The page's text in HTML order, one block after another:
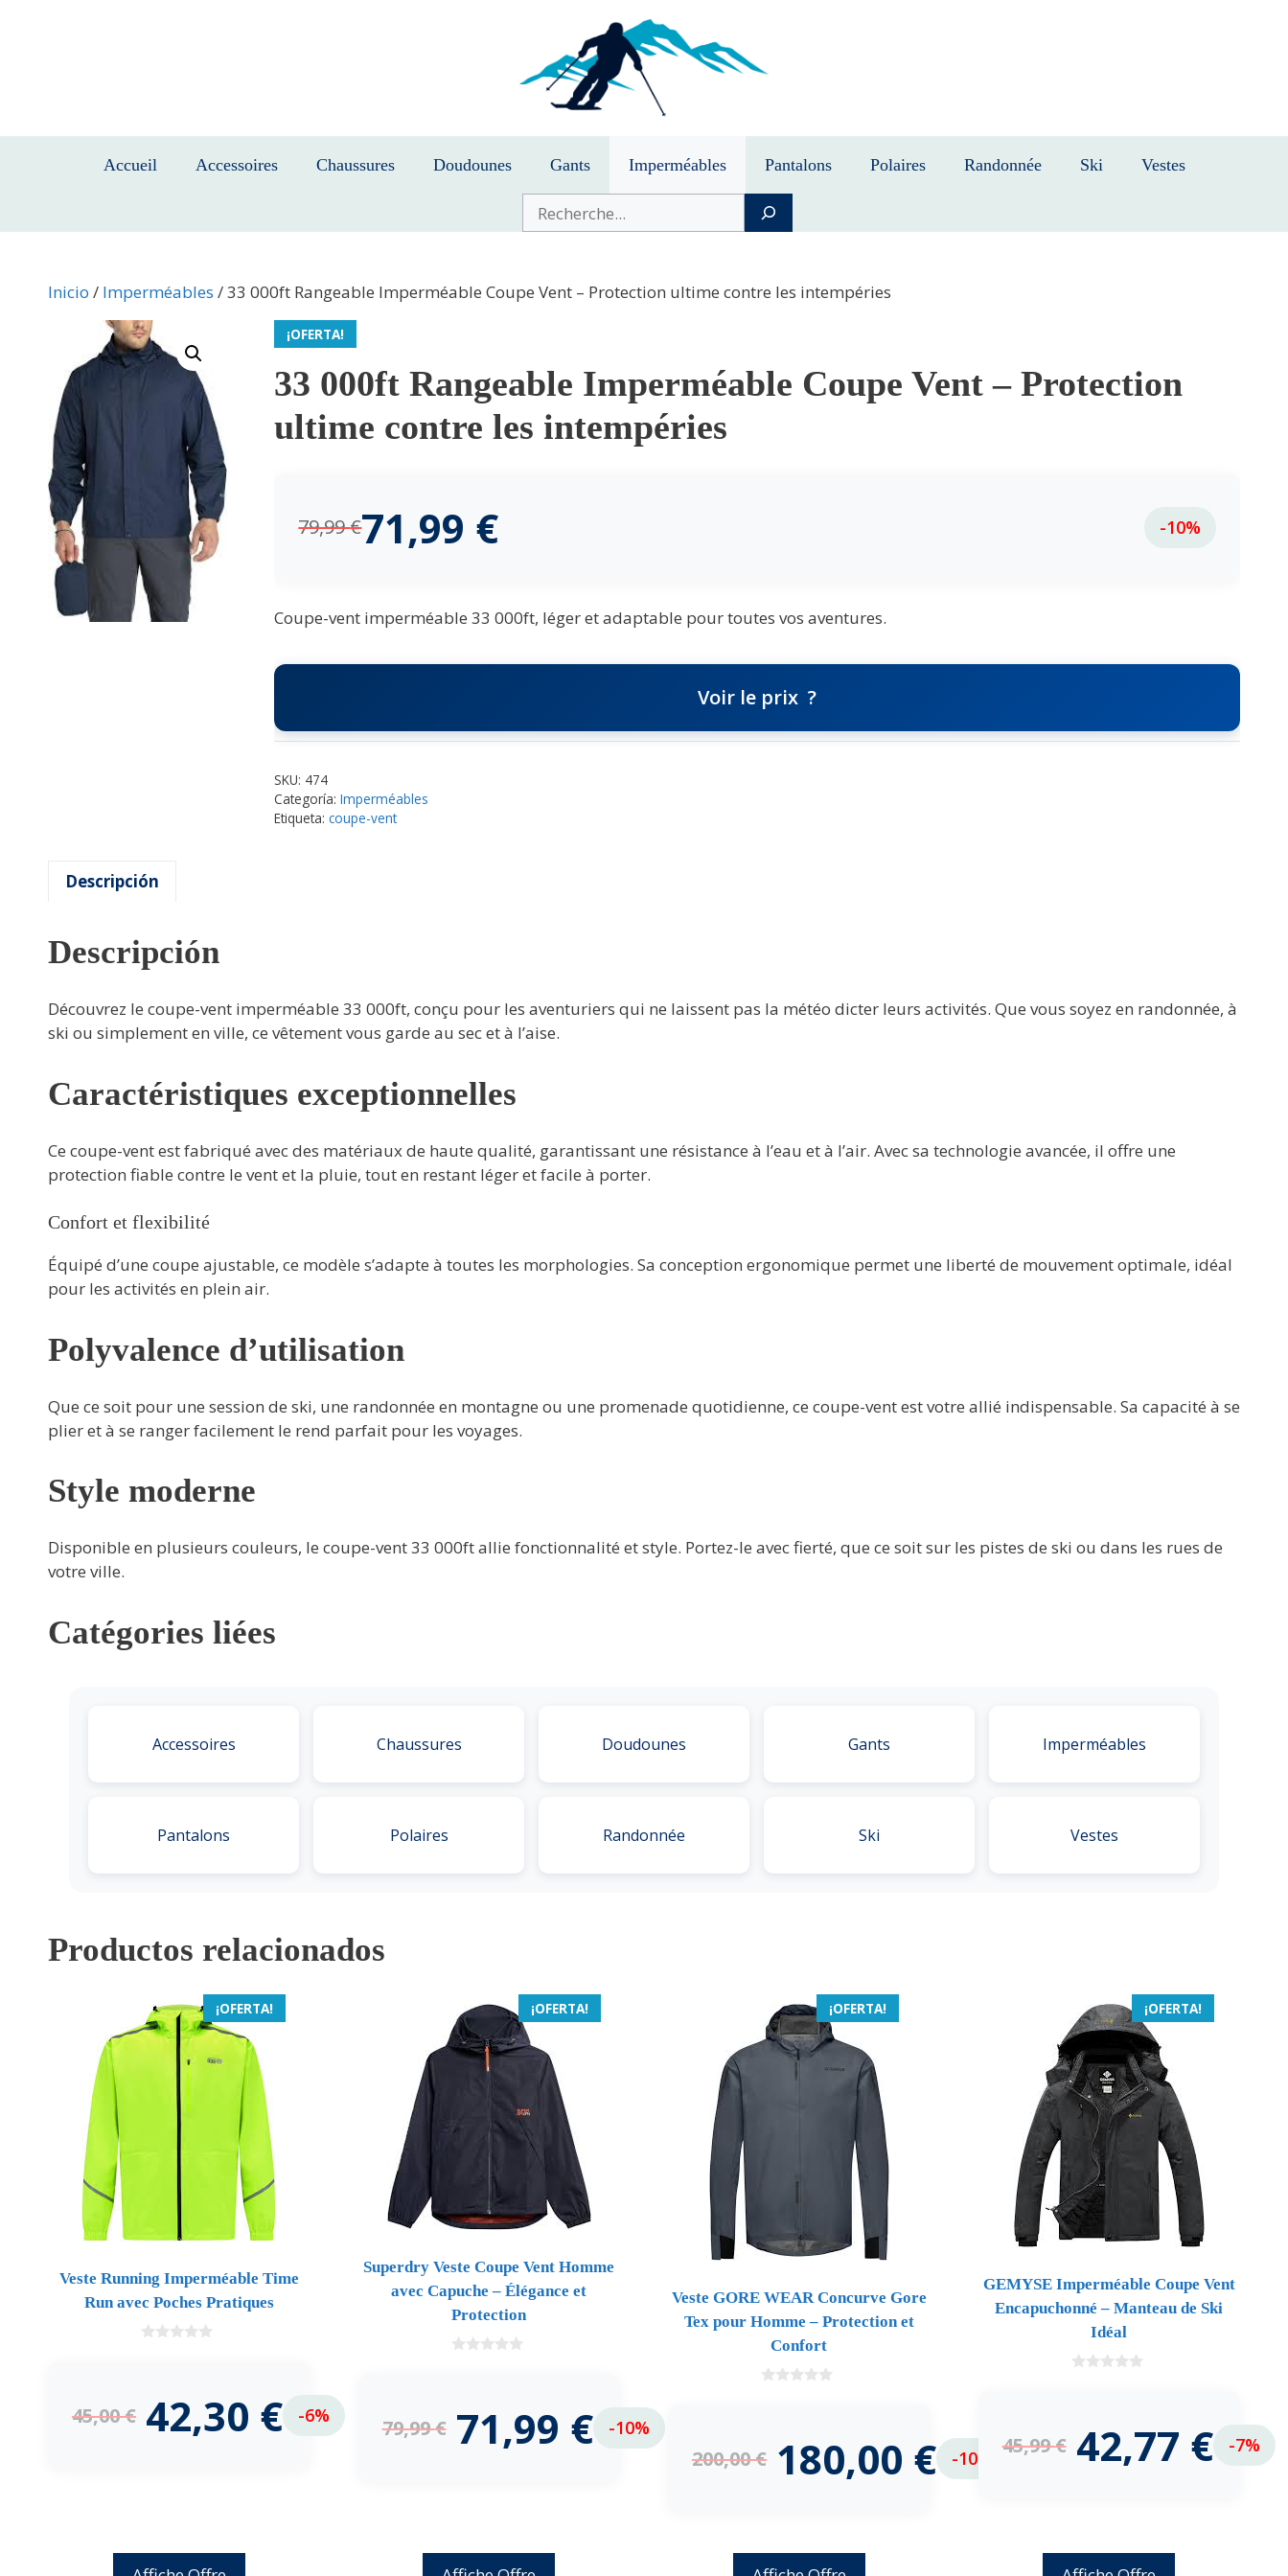
Accueil Accessoires Chaussures Doudounes Gants Imperméables Pantalons Polaires Randonnée Ski Vestes
Buscar
Inicio / Imperméables / 33 000ft Rangeable Imperméable Coupe Vent – Protection ultime contre les intempéries
¡OFERTA!
33 000ft Rangeable Imperméable Coupe Vent – Protection
ultime contre les intempéries
79,99€71,99 € -10%
Coupe-vent imperméable 33 000ft, léger et adaptable pour toutes vos aventures.
Voir le prix
SKU: 474
Categoría:Imperméables
Etiqueta:coupe-vent
Descripción
Descripción
Découvrez le coupe-vent imperméable 33 000ft, conçu pour les aventuriers qui ne laissent pas la météo dicter leurs activités. Que vous soyez en randonnée, à
ski ou simplement en ville, ce vêtement vous garde au sec et à l’aise.
Caractéristiques exceptionnelles
Ce coupe-vent est fabriqué avec des matériaux de haute qualité, garantissant une résistance à l’eau et à l’air. Avec sa technologie avancée, il offre une
protection fiable contre le vent et la pluie, tout en restant léger et facile à porter.
Confort et flexibilité
Équipé d’une coupe ajustable, ce modèle s’adapte à toutes les morphologies. Sa conception ergonomique permet une liberté de mouvement optimale, idéal
pour les activités en plein air.
Polyvalence d’utilisation
Que ce soit pour une session de ski, une randonnée en montagne ou une promenade quotidienne, ce coupe-vent est votre allié indispensable. Sa capacité à se
plier et à se ranger facilement le rend parfait pour les voyages.
Style moderne
Disponible en plusieurs couleurs, le coupe-vent 33 000ft allie fonctionnalité et style. Portez-le avec fierté, que ce soit sur les pistes de ski ou dans les rues de
votre ville.
Catégories liées
Accessoires Chaussures Doudounes Gants Imperméables
Pantalons Polaires Randonnée Ski Vestes
Productos relacionados
¡OFERTA!
Veste Running Imperméable Time
Run avec Poches Pratiques
45,00€ 42,30 € -6%
¡OFERTA!
Superdry Veste Coupe Vent Homme
avec Capuche – Élégance et
Protection
79,99€ 71,99 € -10%
¡OFERTA!
Veste GORE WEAR Concurve Gore
Tex pour Homme – Protection et
Confort
200,00€ 180,00 € -10%
¡OFERTA!
GEMYSE Imperméable Coupe Vent
Encapuchonné – Manteau de Ski
Idéal
45,99€ 42,77 € -7%